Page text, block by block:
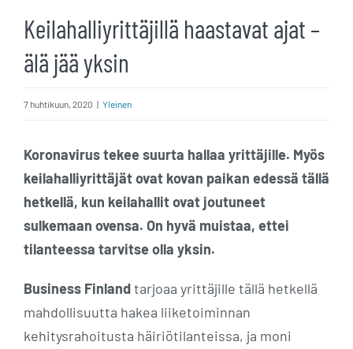
Keilahalliyrittäjillä haastavat ajat –
älä jää yksin
7 huhtikuun, 2020 | Yleinen
Koronavirus tekee suurta hallaa yrittäjille. Myös
keilahalliyrittäjät ovat kovan paikan edessä tällä
hetkellä, kun keilahallit ovat joutuneet
sulkemaan ovensa. On hyvä muistaa, ettei
tilanteessa tarvitse olla yksin.
Business Finlandtarjoaa yrittäjille tällä hetkellä
mahdollisuutta hakea liiketoiminnan
kehitysrahoitusta häiriötilanteissa, ja moni